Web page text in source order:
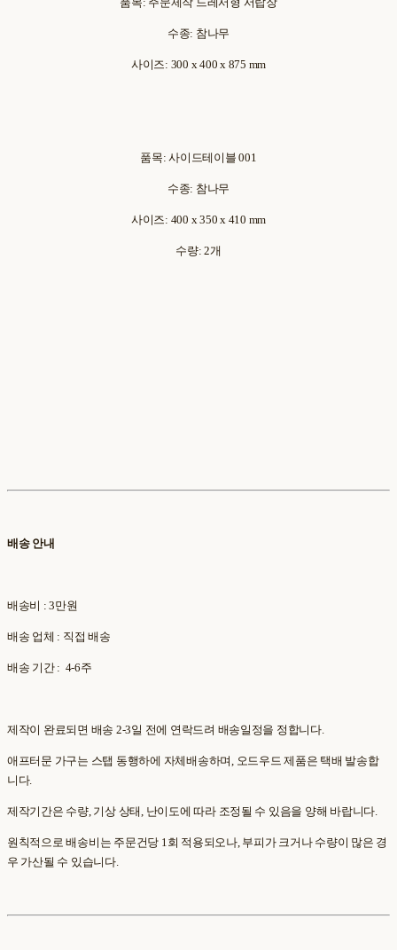
수종: 참나무
사이즈: 300 x 400 x 875 mm
품목: 사이드테이블 001
수종: 참나무
사이즈: 400 x 350 x 410 mm
수량: 2개
배송 안내
배송비 : 3만원
배송 업체 : 직접 배송
배송 기간 : 4-6주
제작이 완료되면 배송 2-3일 전에 연락드려 배송일정을 정합니다.
애프터문 가구는 스탭 동행하에 자체배송하며, 오드우드 제품은 택배 발송합
니다.
제작기간은 수량, 기상 상태, 난이도에 따라 조정될 수 있음을 양해 바랍니다.
원칙적으로 배송비는 주문건당 1회 적용되오나, 부피가 크거나 수량이 많은 경
우 가산될 수 있습니다.